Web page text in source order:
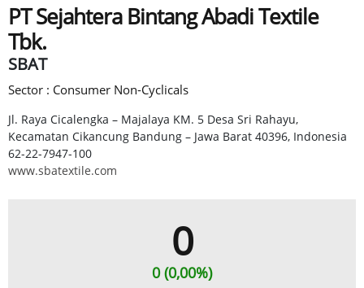
PT Sejahtera Bintang Abadi Textile
Tbk.
SBAT
Sector : Consumer Non-Cyclicals
Jl. Raya Cicalengka – Majalaya KM. 5 Desa Sri Rahayu,
Kecamatan Cikancung Bandung – Jawa Barat 40396, Indonesia
62-22-7947-100
www.sbatextile.com
0
0 (0,00%)